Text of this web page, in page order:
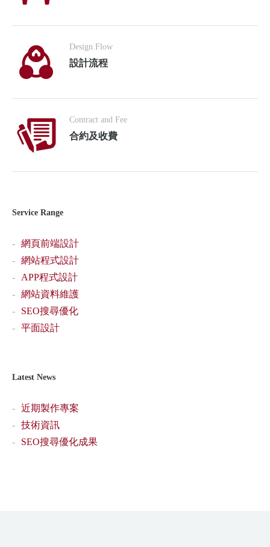
Design Flow
設計流程
Contract and Fee
合約及收費
Service Range
網頁前端設計
網站程式設計
APP程式設計
網站資料維護
SEO搜尋優化
平面設計
Latest News
近期製作專案
技術資訊
SEO搜尋優化成果